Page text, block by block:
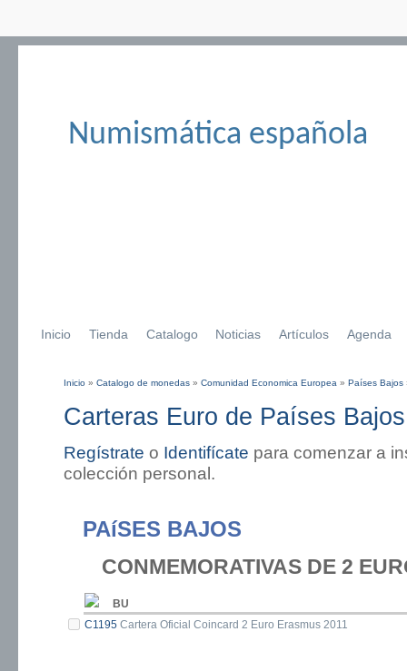
Numismática española
Inicio Tienda Catalogo Noticias Artículos Agenda
Inicio » Catalogo de monedas » Comunidad Economica Europea » Países Bajos
Carteras Euro de Países
Regístrate o Identifícate para comenzar a
colección personal.
PAíSES BAJOS
CONMEMORATIVAS DE 2
BU
C1195 Cartera Oficial Coincard 2 Euro Erasmus 2011